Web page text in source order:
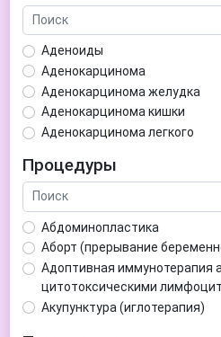
Аденоиды
Аденокарцинома
Аденокарцинома желудка
Аденокарцинома кишки
Аденокарцинома легкого
Аденома гипофиза
Аденома простаты
Аденома щитовидной
Аденомиоз
Адентия
Азооспермия
Акне (угри)
Алкоголизм
Процедуры
Абдоминопластика
Аборт (прерывание
Адоптивная иммунотерапия
цитотоксическими
Акупунктура (иглотерапия)